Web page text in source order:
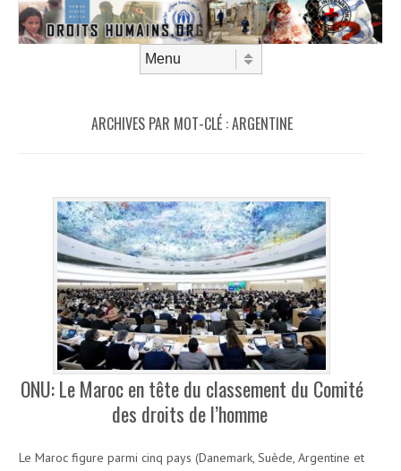
ARCHIVES PAR MOT-CLÉ :ARGENTINE
ONU: Le Maroc en tête du classement du Comité
des droits de l’homme
Le Maroc figure parmi cinq pays (Danemark, Suède, Argentine et